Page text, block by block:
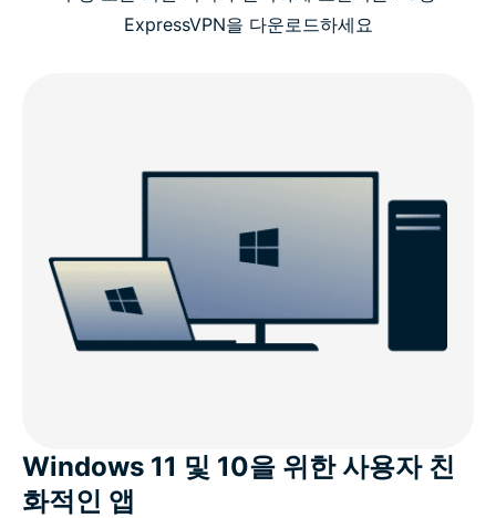
ExpressVPN을 다운로드하세요
Windows 11 및 10을 위한 사용자 친
화적인 앱